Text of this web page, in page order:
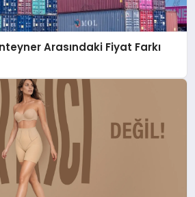
Arasındaki Fiyat Farkı